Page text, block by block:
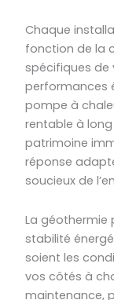
Chaque
fonction de la
spécifiques de
performances
pompe à
rentable à
patrimoine
réponse
soucieux de
La géothermie
stabilité
soient les
vos côtés à
maintenance,